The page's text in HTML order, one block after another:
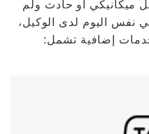
ميكانيكي أو حادث ولم
نفس اليوم لدى الوكيل،
إضافية تشمل: